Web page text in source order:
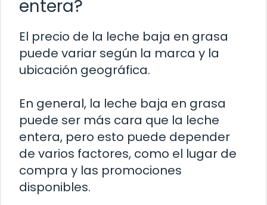
entera?
El precio de la leche baja en grasa
puede variar según la marca y la
ubicación geográfica.
En general, la leche baja en grasa
puede ser más cara que la leche
entera, pero esto puede depender
de varios factores, como el lugar de
compra y las promociones
disponibles.